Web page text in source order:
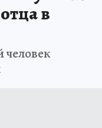
в
человек